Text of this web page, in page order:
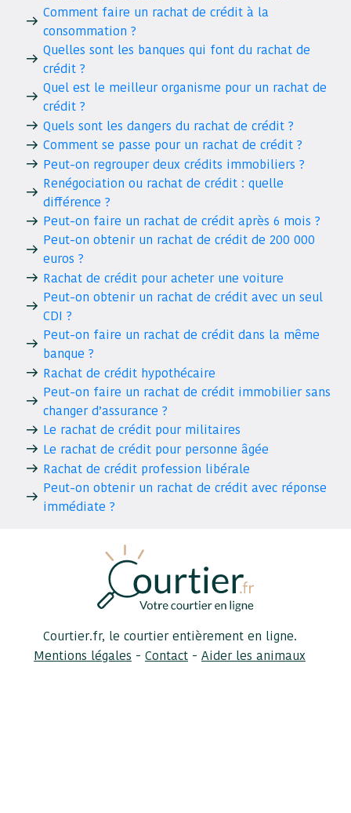
Comment faire un rachat de crédit à la
consommation ?
Quelles sont les banques qui font du rachat de
crédit ?
Quel est le meilleur organisme pour un rachat de
crédit ?
Quels sont les dangers du rachat de crédit ?
Comment se passe pour un rachat de crédit ?
Peut-on regrouper deux crédits immobiliers ?
Renégociation ou rachat de crédit : quelle
différence ?
Peut-on faire un rachat de crédit après 6 mois ?
Peut-on obtenir un rachat de crédit de 200 000
euros ?
Rachat de crédit pour acheter une voiture
Peut-on obtenir un rachat de crédit avec un seul
CDI ?
Peut-on faire un rachat de crédit dans la même
banque ?
Rachat de crédit hypothécaire
Peut-on faire un rachat de crédit immobilier sans
changer d’assurance ?
Le rachat de crédit pour militaires
Le rachat de crédit pour personne âgée
Rachat de crédit profession libérale
Peut-on obtenir un rachat de crédit avec réponse
immédiate ?
Courtier.fr, le courtier entièrement en ligne.
Mentions légales - Contact - Aider les animaux